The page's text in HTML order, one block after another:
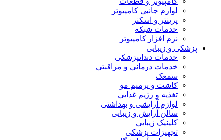
لوازم جانبی کامپیوتر
پرینتر و اسکنر
خدمات شبکه
نرم افزار کامپیوتر
پزشکی و زیبایی
خدمات دندانپزشکی
خدمات درمانی و مراقبتی
سمعک
کاشت و ترمیم مو
تغذیه و رژیم غذایی
لوازم آرایشی و بهداشتی
سالن آرایش و زیبایی
کلینیک زیبایی
تجهیزات پزشکی